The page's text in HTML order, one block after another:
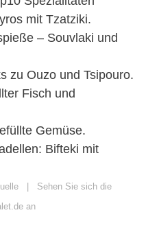
mit Tzatziki.
– Souvlaki und
zu Ouzo und Tsipouro.
Fisch und
Gemüse.
Bifteki mit
| Sehen Sie sich die
an